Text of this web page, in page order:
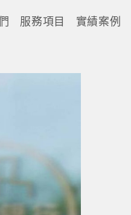
服務項目 實績案例